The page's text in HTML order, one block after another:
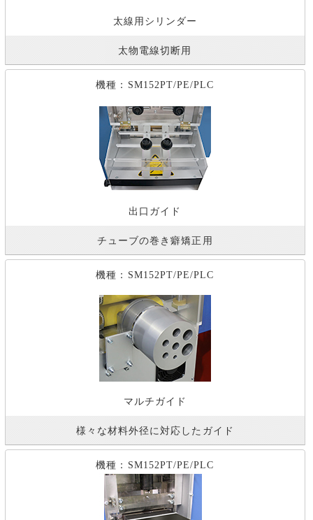
太線用シリンダー
太物電線切断用
機種：SM152PT/PE/PLC
出口ガイド
チューブの巻き癖矯正用
機種：SM152PT/PE/PLC
マルチガイド
様々な材料外径に対応したガイド
機種：SM152PT/PE/PLC